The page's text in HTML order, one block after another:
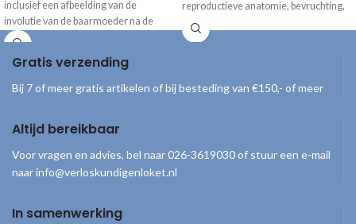
inclusief een afbeelding van de
involutie van de baarmoeder na de
bevalling. De afbeeldingen laten de
zwangerschap, met daarbij duidelijke
informatie en tips. *Alleen beschikbaar
reproductieve anatomie, bevruchting,
ontwikkeling van de foetus,
veranderingen tijdens de
onderzijde kan zo worden gevouwen
beschikbaar met Engelse tekst
Gratis verzending
Bij 7 of meer gratis artikelen of bij besteding van €150,- of meer
Altijd bereikbaar
Voor vragen en advies, bel naar 026-3619030 of stuur een e-mail
naar info@verloskundigenloket.nl
In samenwerking